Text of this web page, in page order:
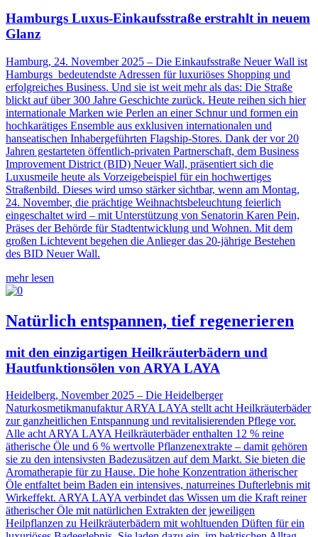
Hamburgs Luxus-Einkaufsstraße erstrahlt in neuem
Glanz
Hamburg, 24. November 2025 – Die Einkaufsstraße Neuer Wall ist
Hamburgs bedeutendste Adressen für luxuriöses Shopping und
erfolgreiches Business. Und sie ist weit mehr als das: Die Straße
blickt auf über 300 Jahre Geschichte zurück. Heute reihen sich hier
internationale Marken wie Perlen an einer Schnur und formen ein
hochkarätiges Ensemble aus exklusiven internationalen und
hanseatischen Inhabergeführten Flagship-Stores. Dank der vor 20
Jahren gestarteten öffentlich-privaten Partnerschaft, dem Business
Improvement District (BID) Neuer Wall, präsentiert sich die
Luxusmeile heute als Vorzeigebeispiel für ein hochwertiges
Straßenbild. Dieses wird umso stärker sichtbar, wenn am Montag,
24. November, die prächtige Weihnachtsbeleuchtung feierlich
eingeschaltet wird – mit Unterstützung von Senatorin Karen Pein,
Präses der Behörde für Stadtentwicklung und Wohnen. Mit dem
großen Lichtevent begehen die Anlieger das 20-jährige Bestehen
des BID Neuer Wall.
mehr lesen
Natürlich entspannen, tief regenerieren
mit den einzigartigen Heilkräuterbädern und
Hautfunktionsölen von ARYA LAYA
Heidelberg, November 2025 – Die Heidelberger
Naturkosmetikmanufaktur ARYA LAYA stellt acht Heilkräuterbäder
zur ganzheitlichen Entspannung und revitalisierenden Pflege vor.
Alle acht ARYA LAYA Heilkräuterbäder enthalten 12 % reine
ätherische Öle und 6 % wertvolle Pflanzenextrakte – damit gehören
sie zu den intensivsten Badezusätzen auf dem Markt. Sie bieten die
Aromatherapie für zu Hause. Die hohe Konzentration ätherischer
Öle entfaltet beim Baden ein intensives, naturreines Dufterlebnis mit
Wirkeffekt. ARYA LAYA verbindet das Wissen um die Kraft reiner
ätherischer Öle mit natürlichen Extrakten der jeweiligen
Heilpflanzen zu Heilkräuterbädern mit wohltuenden Düften für ein